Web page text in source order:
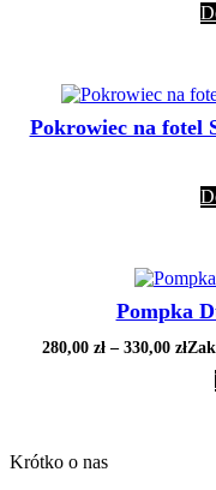
Pokrowiec na fotel
Pompka
280,00 zł – 330,00 zł
Krótko o nas